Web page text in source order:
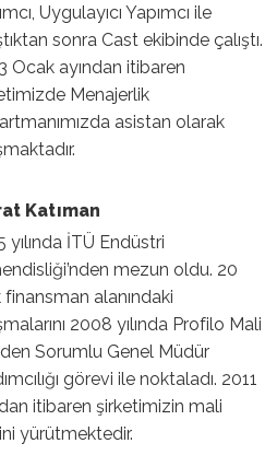
Uygulayıcı Yapımcı ile
sonra Cast ekibinde çalıştı.
Ocak ayından itibaren
Menajerlik
asistan olarak
Katıman
yılında İTÜ Endüstri
mezun oldu. 20
finansman alanındaki
2008 yılında Profilo Mali
Sorumlu Genel Müdür
görevi ile noktaladı. 2011
itibaren şirketimizin mali
yürütmektedir.